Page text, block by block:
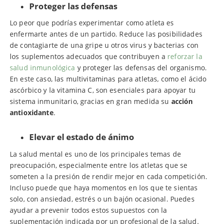
Proteger las defensas
Lo peor que podrías experimentar como atleta es
enfermarte antes de un partido. Reduce las posibilidades
de contagiarte de una gripe u otros virus y bacterias con
los suplementos adecuados que contribuyen a reforzar la
salud inmunológica y proteger las defensas del organismo.
En este caso, las multivitaminas para atletas, como el ácido
ascórbico y la vitamina C, son esenciales para apoyar tu
sistema inmunitario, gracias en gran medida su acción
antioxidante.
Elevar el estado de ánimo
La salud mental es uno de los principales temas de
preocupación, especialmente entre los atletas que se
someten a la presión de rendir mejor en cada competición.
Incluso puede que haya momentos en los que te sientas
solo, con ansiedad, estrés o un bajón ocasional. Puedes
ayudar a prevenir todos estos supuestos con la
suplementación indicada por un profesional de la salud.